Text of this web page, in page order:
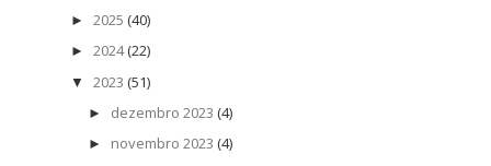
► 2025 (40)
► 2024 (22)
▼ 2023 (51)
► dezembro 2023 (4)
► novembro 2023 (4)